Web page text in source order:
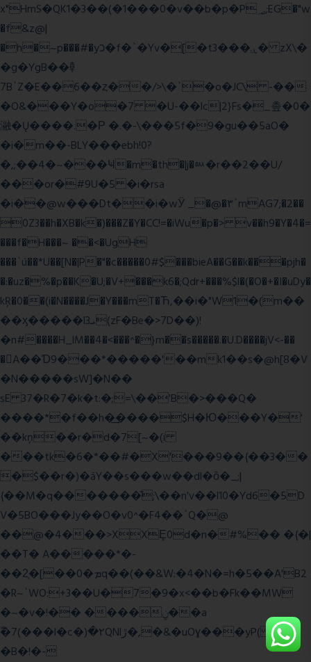
x"HmS�QK1�3��(�1���0�v��b�p�P؃;EG�"w
�f&z@|
�h�~p���#�yכ�f�`�Yv�[�t3���ۑ� zX\�
�g�YgB��龺
7B`Z�E��6��ȥ��/>\�`�o�JC\ -��
�O&���Y�o�7 �U-��lc|2}Fs�_촢�0�
瀜�Ų����.�Ρ �.�-\���5f�9�gu��5aO�
�i�m��-BLY���ebh!0?
�,;��4�~���Ҹ�m�th�|j�ᇞ�r��2��U/
���or�#9U�5 �i�rsa
�i��@w���Dt��i�wӰ _�@�٣`mAG7;�2��
0Z3��h�XB�k�)���Z�Y�CC!=�iWu�p�> v��h9�Y�4�=
���f�H���~ ��<�UgH
���`ú��*U��[N�|P�"�c�����0#$���bieA��G��k���pjh�
�:�uz�%�p��K�U;�V+���k6�;Qdr+���%$l�(�O�+�I�uDy�
kŖ�0��(i�N����J�Y���mT�Ћ,��i�"W1�(m��
��ӽ�����l3ܝ(zF�Be�>7D��)!
�n#����H_lM��4�<���^�}m��s�����.�U.D����jV<-��
�A��Ɗ9���*�����'��mk1��s�@h[8�V
�N�����sW]�N��
sE 37�R�7�k�t:�;=\��'B�>���Q�
����*�f��h�͢����$H�Ю���Y�'
��kņ��r�d�7[~�(i
���tk�6�*��#�X'���9��{��3��
�$��r�)�āY��s���w��dl�ȏ�_;|
{��M�q�������̆;\��n'v��l10�Yd6�5D
V�5BO���Jy��O�v0^�F4��`Q�@
��@�4���>XXȨ0d�n�#%�� �{�|
��T� A�����*�-
��2͔�[��0�ܡq��(��&W:�4�N�=h�5��A'B2
�R~`WO:+3��U�7�9�x<��b�Fk��MW
�~�v�!�� ����ݧ��a
ّ�7(���l�c�)�۲QNlڙ�,�&�uOɣ���yP( z�D|
�B�!�-